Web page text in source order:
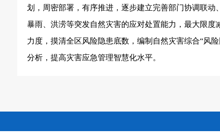
划，周密部署，有序推进，逐步建立完善部门协调联
暴雨、洪涝等突发自然灾害的应对处置能力，最大限
力度，摸清全区风险隐患底数，编制自然灾害综合“风
分析，提高灾害应急管理智慧化水平。